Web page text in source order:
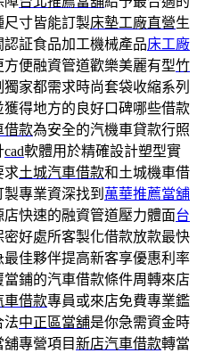
尺寸皆能訂製床墊工廠直營生
証食品加工機械產品床工廠
便融資管道歡樂美麗有型竹
家都需求時尚套袋收縮系列
獲得地方的良好口碑哪些借款
借款為安全的汽機車貸款行照
cad軟體用於精確設計塑型實
求土城汽車借款和土城機車借
專業資深找到 萬華推薦當舖
快速的融資管道壓力體面台
好處所客製化借款放款最快
最佳夥伴提高新客享優惠利率
當鋪的汽車借款條件周轉來店
車借款專員或來店免費專業鑑
法中正區當舖是你急需資金時
專營項目新店汽車借款轉當